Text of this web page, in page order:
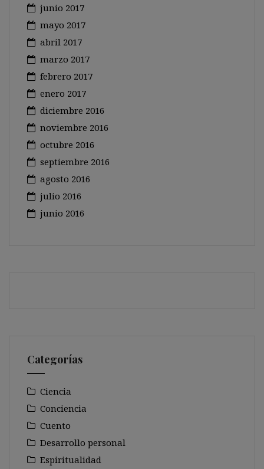
junio 2017
mayo 2017
abril 2017
marzo 2017
febrero 2017
enero 2017
diciembre 2016
noviembre 2016
octubre 2016
septiembre 2016
agosto 2016
julio 2016
junio 2016
Categorías
Ciencia
Conciencia
Cuento
Desarrollo personal
Espiritualidad